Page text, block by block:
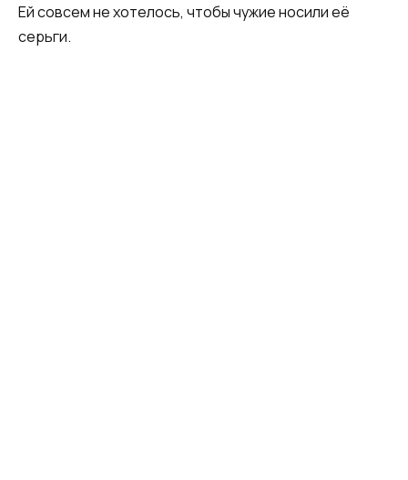
Ей совсем не хотелось, чтобы чужие носили её
серьги.